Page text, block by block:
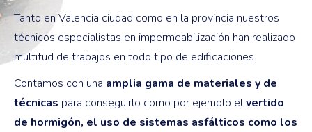
Tanto en Valencia ciudad como en la provincia nuestros
técnicos especialistas en impermeabilización han realizado
multitud de trabajos en todo tipo de edificaciones.
Contamos con una amplia gama de materiales y de
técnicas para conseguirlo como por ejemplo elvertido
de hormigón, el uso de sistemas asfálticos como los